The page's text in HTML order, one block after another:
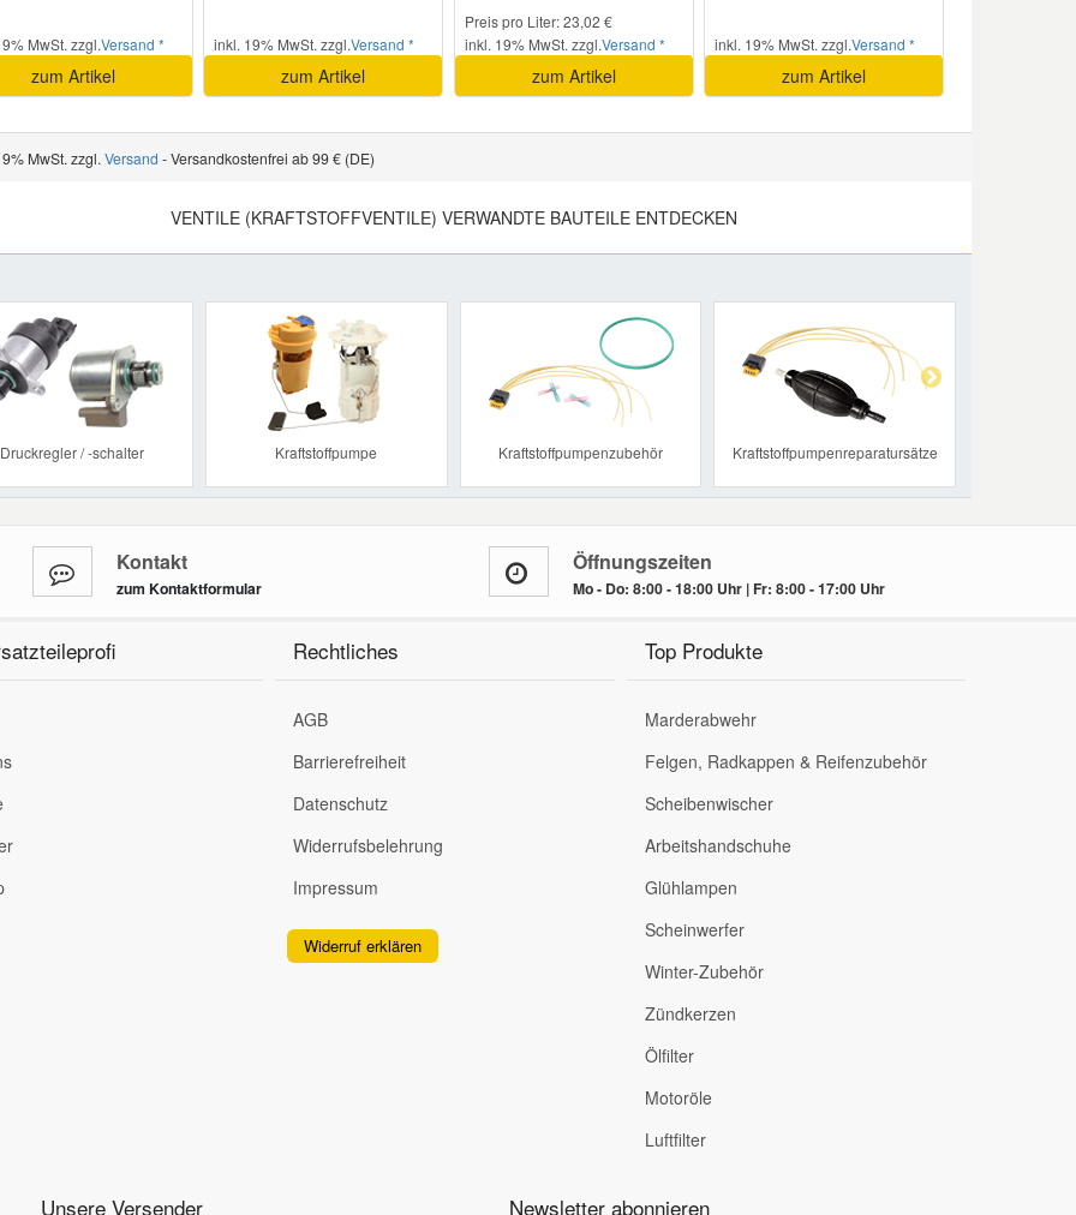
MwSt. zzgl.Versand *
zum Artikel
inkl. 19% MwSt. zzgl.Versand *
zum Artikel
Preis pro Liter: 23,02 €
inkl. 19% MwSt. zzgl.Versand *
zum Artikel
inkl. 19% MwSt. zzgl.Versand *
zum Artikel
MwSt. zzgl. Versand - Versandkostenfrei ab 99 € (DE)
VENTILE (KRAFTSTOFFVENTILE) VERWANDTE BAUTEILE ENTDECKEN
Druckregler / -schalter Kraftstoffpumpe Kraftstoffpumpenzubehör Kraftstoffpumpenreparatursätze
Previous
Kontakt
zum Kontaktformular
Öffnungszeiten
Mo - Do: 8:00 - 18:00 Uhr | Fr: 8:00 - 17:00 Uhr
Rechtliches
AGB
Barrierefreiheit
Datenschutz
Widerrufsbelehrung
Impressum
Widerruf erklären
Top Produkte
Marderabwehr
Felgen, Radkappen & Reifenzubehör
Scheibenwischer
Arbeitshandschuhe
Glühlampen
Scheinwerfer
Winter-Zubehör
Zündkerzen
Ölfilter
Motoröle
Luftfilter
Unsere Versender Newsletter abonnieren